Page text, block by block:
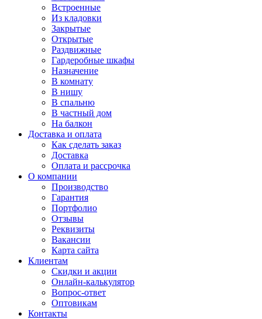
Встроенные
Из кладовки
Закрытые
Открытые
Раздвижные
Гардеробные шкафы
Назначение
В комнату
В нишу
В спальню
В частный дом
На балкон
Доставка и оплата
Как сделать заказ
Доставка
Оплата и рассрочка
О компании
Производство
Гарантия
Портфолио
Отзывы
Реквизиты
Вакансии
Карта сайта
Клиентам
Скидки и акции
Онлайн-калькулятор
Вопрос-ответ
Оптовикам
Контакты